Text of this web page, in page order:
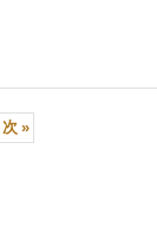
次 »